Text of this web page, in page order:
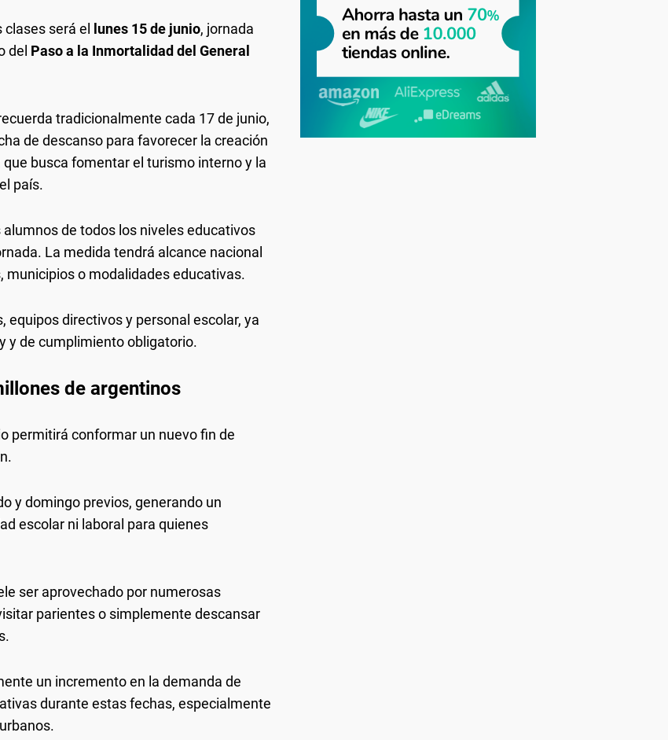
será el lunes 15 de junio, jornada
del Paso a la Inmortalidad del General
tradicionalmente cada 17 de junio,
de descanso para favorecer la creación
busca fomentar el turismo interno y la
país.
de todos los niveles educativos
La medida tendrá alcance nacional
municipios o modalidades educativas.
directivos y personal escolar, ya
y de cumplimiento obligatorio.
de argentinos
permitirá conformar un nuevo fin de
y domingo previos, generando un
escolar ni laboral para quienes
ser aprovechado por numerosas
parientes o simplemente descansar
un incremento en la demanda de
durante estas fechas, especialmente